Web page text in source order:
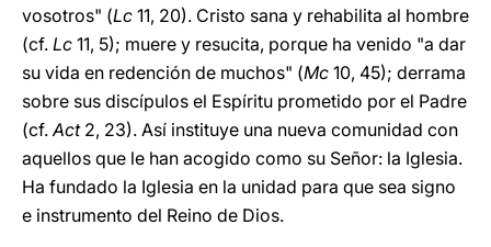
vosotros" (Lc 11, 20). Cristo sana y rehabilita al hombre
(cf. Lc 11, 5); muere y resucita, porque ha venido "a dar
su vida en redención de muchos" (Mc 10, 45); derrama
sobre sus discípulos el Espíritu prometido por el Padre
(cf.Act2, 23). Así instituye una nueva comunidad con
aquellos que le han acogido como su Señor: la Iglesia.
Ha fundado la Iglesia en la unidad para que sea signo
e instrumento del Reino de Dios.